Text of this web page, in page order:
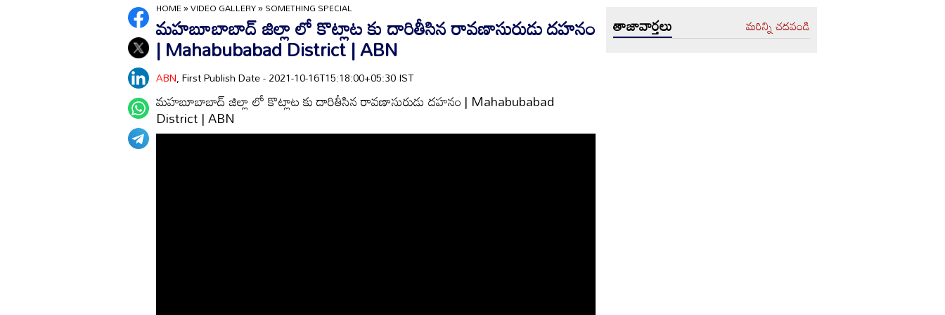
HOME»VIDEO GALLERY»SOMETHING SPECIAL
మహబూబాబాద్ జిల్లా లో కొట్లాట కు దారితీసిన రావణాసురుడు దహనం
| Mahabubabad District | ABN
ABN, First Publish Date - 2021-10-16T15:18:00+05:30 IST
మహబూబాబాద్ జిల్లా లో కొట్లాట కు దారితీసిన రావణాసురుడు దహనం | Mahabubabad
District | ABN
తాజావార్తలు మరిన్ని చదవండి